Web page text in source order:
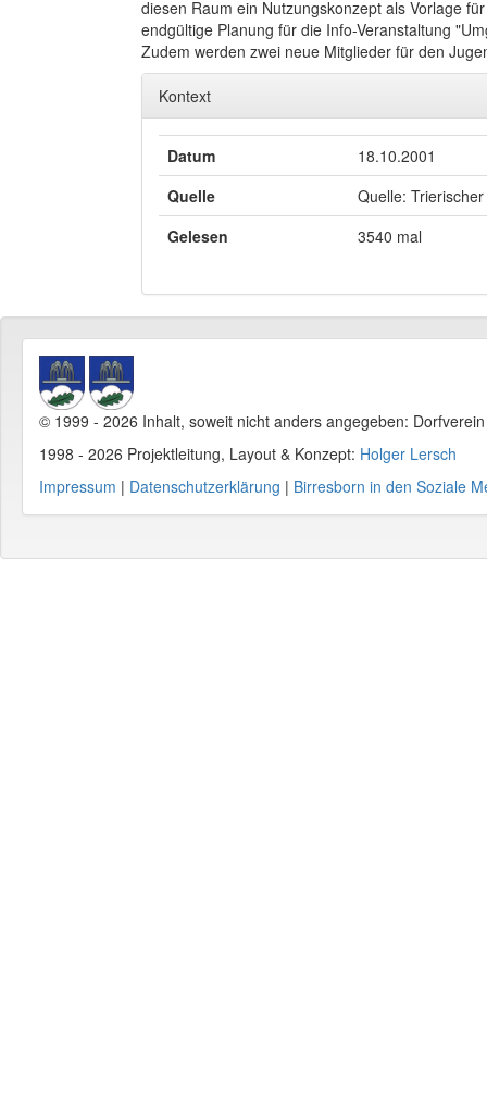
diesen Raum ein Nutzungskonzept als Vorlage
endgültige Planung für die Info-Veranstaltung
Zudem werden zwei neue Mitglieder für den
Kontext
Datum
18.10.2001
Quelle
Quelle:
Gelesen
3540 mal
© 1999 - 2026 Inhalt, soweit nicht anders angegeben:
1998 - 2026 Projektleitung, Layout & Konzept: Holger Lersch
Impressum | Datenschutzerklärung | Birresborn in den Soziale